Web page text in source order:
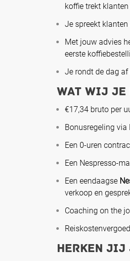
koffie trekt
Je spreekt
Met jouw advies
eerste
Je rondt de dag
Wat wij je
€17,34 bruto per
Bonusregeling via
Een 0-uren
Een Nespresso-
Een eendaagse
verkoop en
Coaching on the
Herken